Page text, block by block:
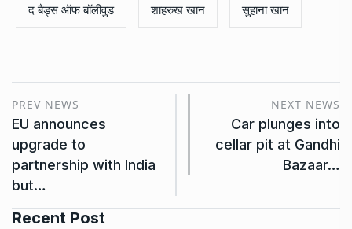
द बैड्स ऑफ बॉलीवुड शाहरुख खान सुहाना खान
PREV NEWS
EU announces
upgrade to
partnership with India
but…
NEXT NEWS
Car plunges into
cellar pit at Gandhi
Bazaar…
Recent Post